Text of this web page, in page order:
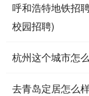
呼和浩特地铁招
校园招聘)
杭州这个城市怎
去青岛定居怎么